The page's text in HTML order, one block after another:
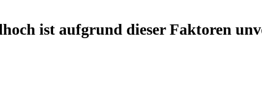
ist aufgrund dieser Faktoren